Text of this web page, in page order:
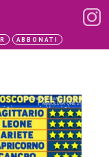
ABBONATI